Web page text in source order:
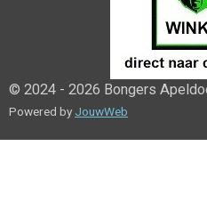
© 2024 - 2026 Bongers
Powered by JouwWeb